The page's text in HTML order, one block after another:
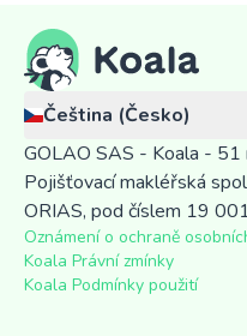
Čeština (Česko)
GOLAO SAS - Koala - 51
Pojišťovací makléřská
ORIAS, pod číslem 19
Oznámení o ochraně
Koala Právní zmínky
Koala Podmínky použití